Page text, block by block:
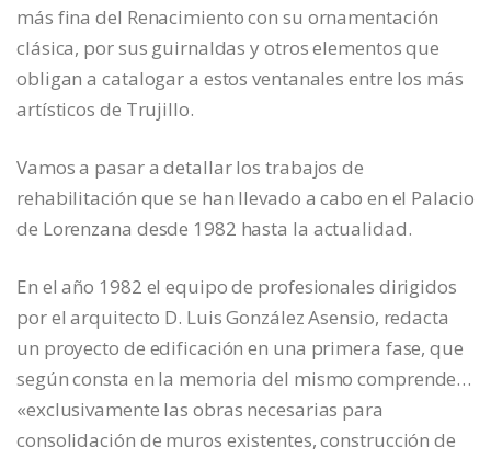
más fina del Renacimiento con su ornamentación
clásica, por sus guirnaldas y otros elementos que
obligan a catalogar a estos ventanales entre los más
artísticos de Trujillo.
Vamos a pasar a detallar los trabajos de
rehabilitación que se han llevado a cabo en el Palacio
de Lorenzana desde 1982 hasta la actualidad.
En el año 1982 el equipo de profesionales dirigidos
por el arquitecto D. Luis González Asensio, redacta
un proyecto de edificación en una primera fase, que
según consta en la memoria del mismo comprende…
«exclusivamente las obras necesarias para
consolidación de muros existentes, construcción de